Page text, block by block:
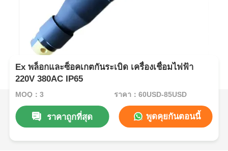
Ex พล็อกและซ็อคเกตกันระเบิด เครื่องเชื่อมไฟฟ้า
220V 380AC IP65
MOQ：3 ราคา：60USD-85USD
ราคาถูกที่สุด พูดคุยกันตอนนี้